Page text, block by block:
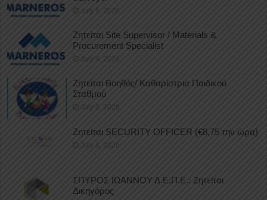
July 9, 2026
Ζητείται Site Supervisor / Materials &
Procurement Specialist
July 9, 2026
Ζητείται Βοηθός/ Καθαρίστρια Παιδικού
Σταθμού
July 8, 2026
Ζητείται SECURITY OFFICER (€8,75 την ώρα)
July 8, 2026
ΣΠΥΡΟΣ ΙΩΑΝΝΟΥ Δ.Ε.Π.Ε.: Ζητείται
Δικηγόρος